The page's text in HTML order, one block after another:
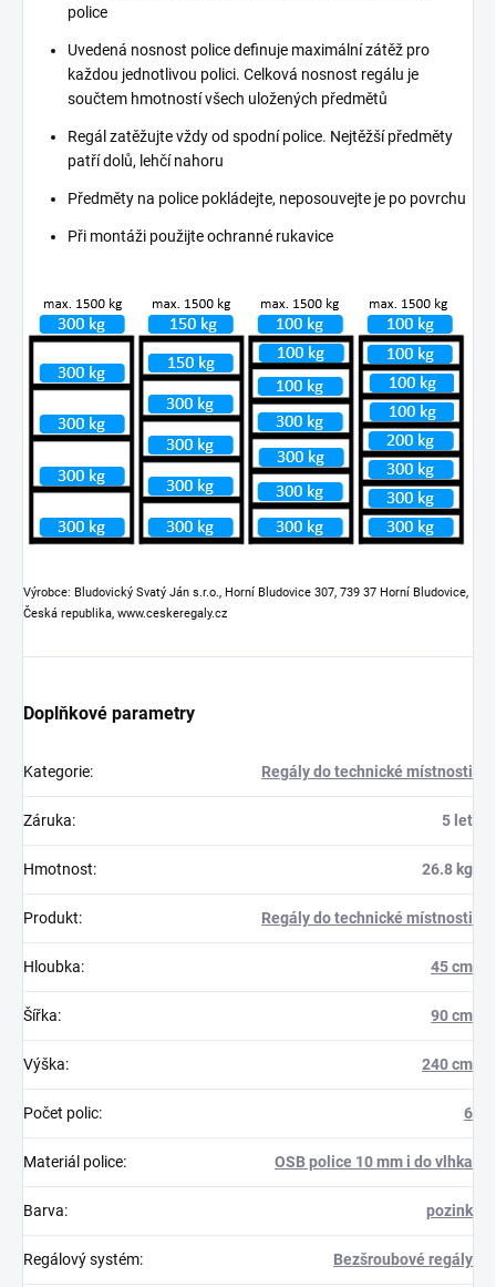
police
Uvedená nosnost police definuje maximální zátěž pro
každou jednotlivou polici. Celková nosnost regálu je
součtem hmotností všech uložených předmětů
Regál zatěžujte vždy od spodní police. Nejtěžší předměty
patří dolů, lehčí nahoru
Předměty na police pokládejte, neposouvejte je po povrchu
Při montáži použijte ochranné rukavice
Výrobce: Bludovický Svatý Ján s.r.o., Horní Bludovice 307, 739 37 Horní Bludovice,
Česká republika, www.ceskeregaly.cz
Doplňkové parametry
Kategorie: Regály do technické místnosti
Záruka: 5 let
Hmotnost: 26.8 kg
Produkt: Regály do technické místnosti
Hloubka: 45 cm
Šířka: 90 cm
Výška: 240 cm
Počet polic: 6
Materiál police: OSB police 10 mm i do vlhka
Barva: pozink
Regálový systém: Bezšroubové regály